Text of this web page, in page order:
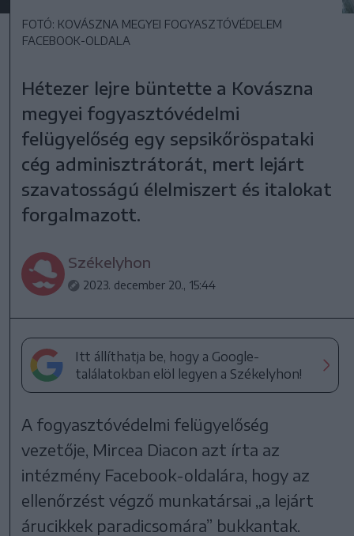
FOTÓ: KOVÁSZNA MEGYEI FOGYASZTÓVÉDELEM
FACEBOOK-OLDALA
Hétezer lejre büntette a Kovászna
megyei fogyasztóvédelmi
felügyelőség egy sepsikőröspataki
cég adminisztrátorát, mert lejárt
szavatosságú élelmiszert és italokat
forgalmazott.
Székelyhon
2023. december 20., 15:44
Itt állíthatja be, hogy a Google-
találatokban elöl legyen a Székelyhon!
A fogyasztóvédelmi felügyelőség
vezetője, Mircea Diacon azt írta az
intézmény Facebook-oldalára, hogy az
ellenőrzést végző munkatársai „a lejárt
árucikkek paradicsomára” bukkantak.